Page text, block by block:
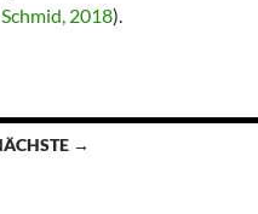
2018).
→